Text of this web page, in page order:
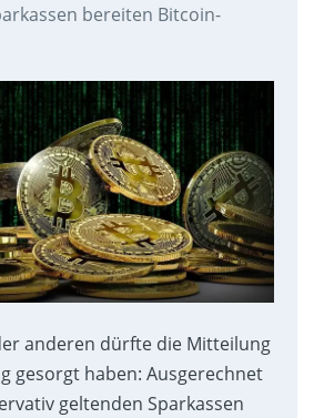
bereiten Bitcoin-
anderen dürfte die Mitteilung
gesorgt haben: Ausgerechnet
geltenden Sparkassen